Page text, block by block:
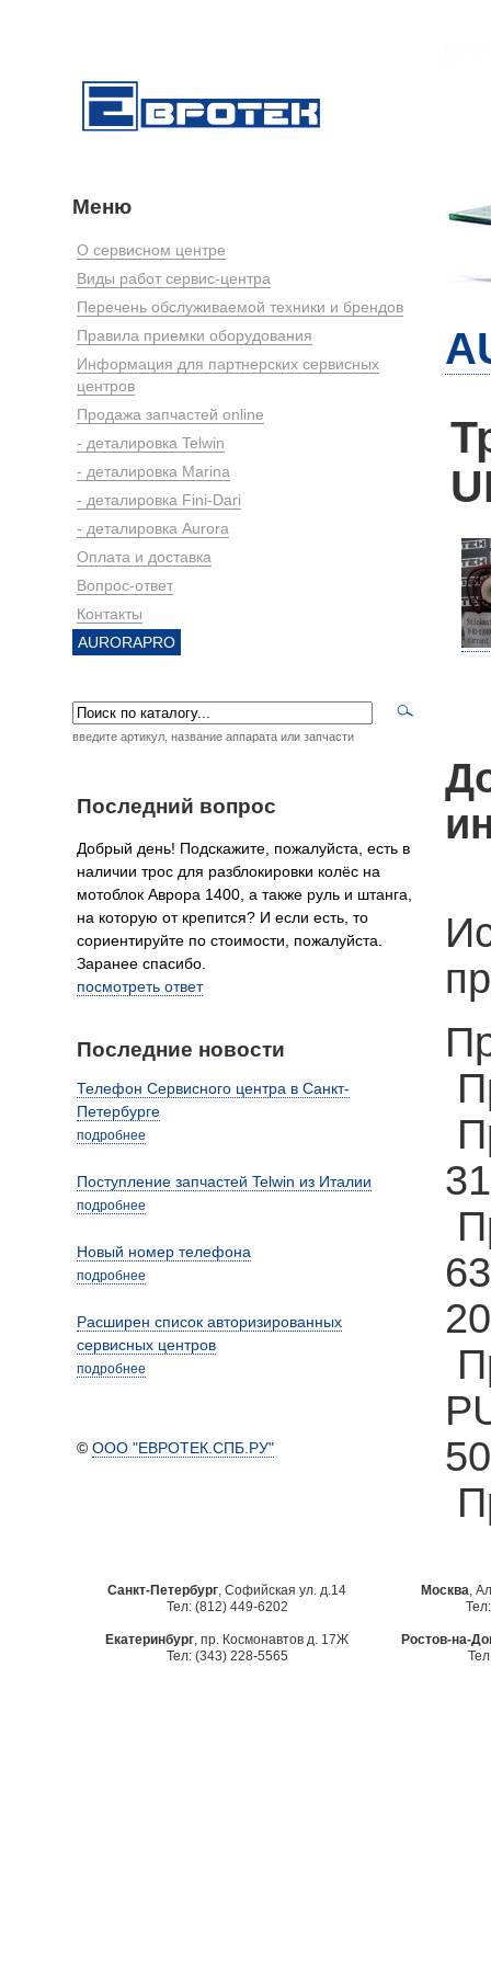
Меню
О сервисном центре
Виды работ сервис-центра
Перечень обслуживаемой техники и брендов
Правила приемки оборудования
Информация для партнерских сервисных
центров
Продажа запчастей online
- деталировка Telwin
- деталировка Marina
- деталировка Fini-Dari
- деталировка Aurora
Оплата и доставка
Вопрос-ответ
Контакты
AURORAPRO
введите артикул, название аппарата или запчасти
Последний вопрос
Добрый день! Подскажите, пожалуйста, есть в
наличии трос для разблокировки колёс на
мотоблок Аврора 1400, а также руль и штанга,
на которую от крепится? И если есть, то
сориентируйте по стоимости, пожалуйста.
Заранее спасибо.
посмотреть ответ
Последние новости
Телефон Сервисного центра в Санкт-
Петербурге
подробнее
Поступление запчастей Telwin из Италии
подробнее
Новый номер телефона
подробнее
Расширен список авторизированных
сервисных центров
подробнее
© ООО "ЕВРОТЕК.СПБ.РУ"
Санкт-Петербург, Софийская ул. д.14
Тел: (812) 449-6202
Москва,
Екатеринбург, пр. Космонавтов д. 17Ж
Тел: (343) 228-5565
Ростов-на-